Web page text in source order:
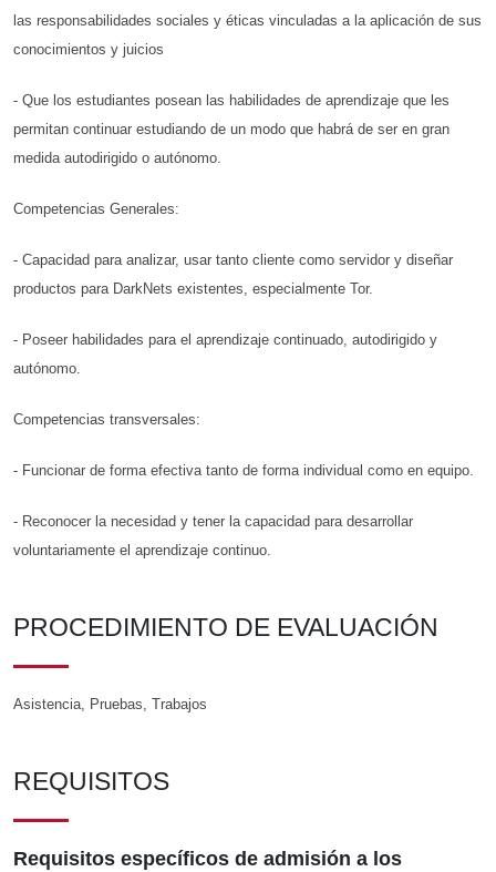
las responsabilidades sociales y éticas vinculadas a la aplicación de sus
conocimientos y juicios
- Que los estudiantes posean las habilidades de aprendizaje que les
permitan continuar estudiando de un modo que habrá de ser en gran
medida autodirigido o autónomo.
Competencias Generales:
- Capacidad para analizar, usar tanto cliente como servidor y diseñar
productos para DarkNets existentes, especialmente Tor.
- Poseer habilidades para el aprendizaje continuado, autodirigido y
autónomo.
Competencias transversales:
- Funcionar de forma efectiva tanto de forma individual como en equipo.
- Reconocer la necesidad y tener la capacidad para desarrollar
voluntariamente el aprendizaje continuo.
PROCEDIMIENTO DE EVALUACIÓN
Asistencia, Pruebas, Trabajos
REQUISITOS
Requisitos específicos de admisión a los